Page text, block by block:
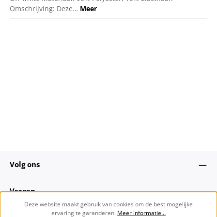
Omschrijving: Deze… Meer
Volg ons
Vragen
Deze website maakt gebruik van cookies om de best mogelijke
ervaring te garanderen. Meer informatie...